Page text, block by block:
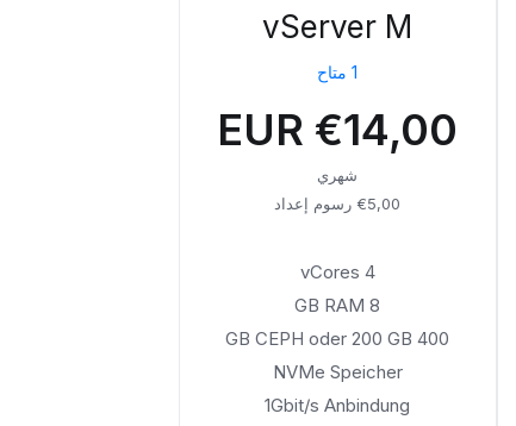
vServer M
1 متاح
€14,00 EUR
شهري
€5,00 رسوم إعداد
4 vCores
8 GB RAM
400 GB CEPH oder 200 GB
NVMe Speicher
1Gbit/s Anbindung